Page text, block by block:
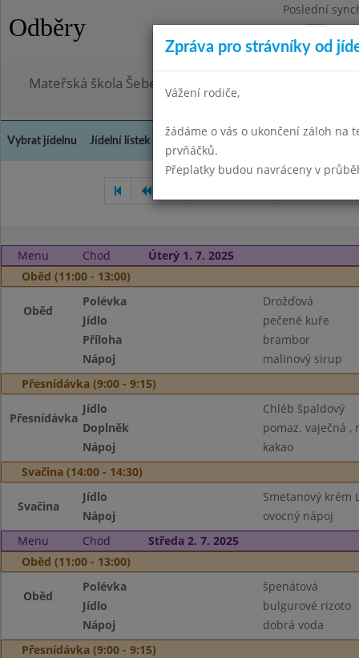
Odběry
Poslední
Pondělí
Omezení
Mateřská škola Šebetov, příspěvková organizace
Vybrat jídelnu Jídelní lístek
Menu Chod
Úterý 1. 7. 2025
Oběd (11:00 - 13:00)
Oběd
Polévka
Drožďová
Jídlo
pečené kuře
Příloha
brambor
Nápoj
malinový sirup
Přesnídávka (9:00 - 9:15)
Přesnídávka
Jídlo
Chléb špaldový
Doplněk
pomaz. vaječná ,
Nápoj
kakao
Svačina (14:00 - 14:30)
Svačina
Jídlo
Smetanový krém
Nápoj
ovocný nápoj
Menu
Chod
Středa 2. 7. 2025
Oběd (11:00 - 13:00)
Oběd
Polévka
špenátová
Jídlo
bulgurové rizoto
Nápoj
dobrá voda
Přesnídávka (9:00 - 9:15)
Zpráva pro strávníky od
Vážení rodiče,
žádáme o vás o ukončení záloh na
prvňáčků.
Přeplatky budou navráceny v